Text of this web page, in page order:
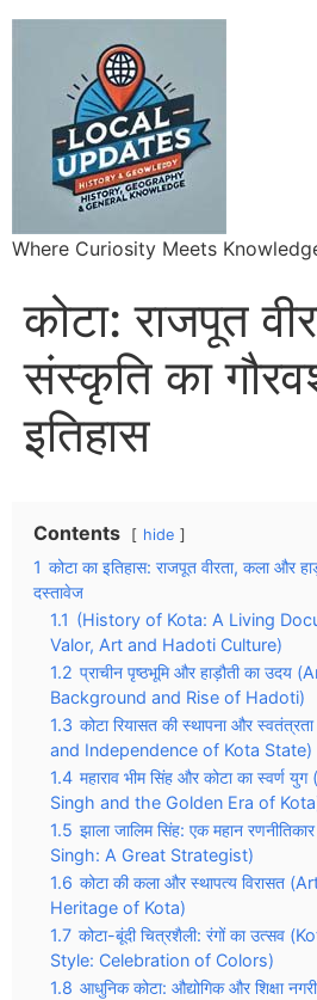
Where Curiosity Meets
कोटा: राजपूत
संस्कृति का
इतिहास
Contents hide
1 कोटा का इतिहास: राजपूत वीरता, कला और
दस्तावेज
1.1 (History of Kota: A Living
Valor, Art and Hadoti Culture)
1.2 प्राचीन पृष्ठभूमि और हाड़ौती का उदय
Background and Rise of Hadoti)
1.3 कोटा रियासत की स्थापना और
and Independence of Kota State)
1.4 महाराव भीम सिंह और कोटा का स्वर्ण
Singh and the Golden Era of
1.5 झाला जालिम सिंह: एक महान
Singh: A Great Strategist)
1.6 कोटा की कला और स्थापत्य विरासत
Heritage of Kota)
1.7 कोटा-बूंदी चित्रशैली: रंगों का उत्सव
Style: Celebration of Colors)
1.8 आधुनिक कोटा: औद्योगिक और शिक्षा